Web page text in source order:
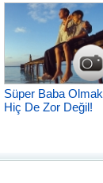
Süper Baba Olmak
Hiç De Zor Değil!